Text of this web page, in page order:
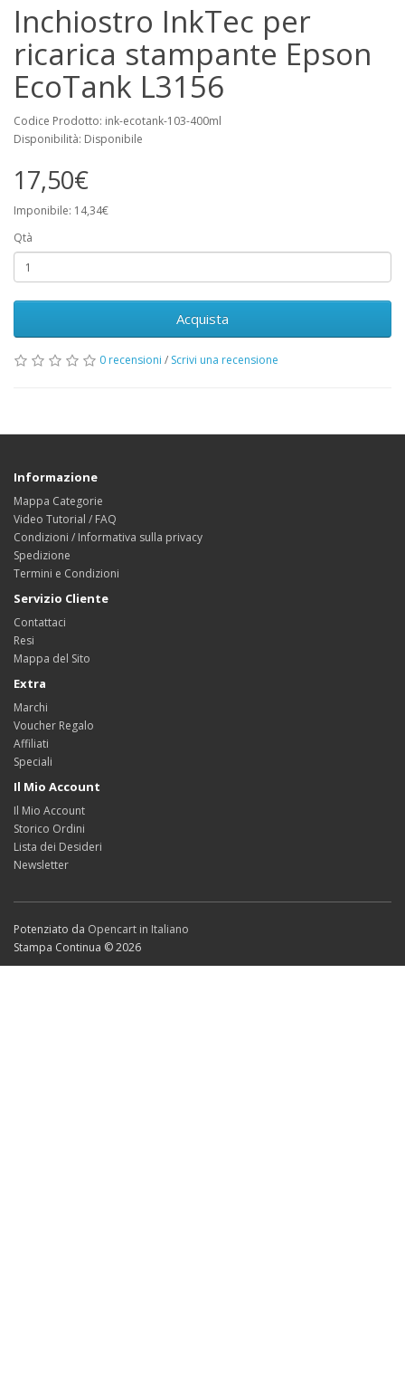
Inchiostro InkTec per
ricarica stampante Epson
EcoTank L3156
Codice Prodotto: ink-ecotank-103-400ml
Disponibilità: Disponibile
17,50€
Imponibile: 14,34€
Qtà
Acquista
0 recensioni / Scrivi una recensione
Informazione
Mappa Categorie
Video Tutorial / FAQ
Condizioni / Informativa sulla privacy
Spedizione
Termini e Condizioni
Servizio Cliente
Contattaci
Resi
Mappa del Sito
Extra
Marchi
Voucher Regalo
Affiliati
Speciali
Il Mio Account
Il Mio Account
Storico Ordini
Lista dei Desideri
Newsletter
Potenziato da Opencart in Italiano
Stampa Continua © 2026